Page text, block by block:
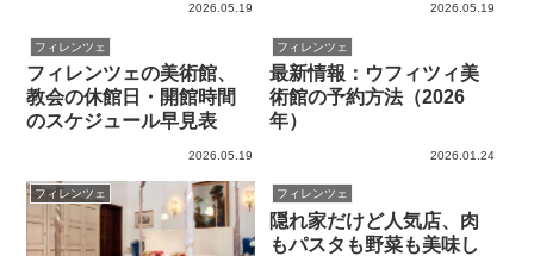
2026.05.19 2026.05.19
フィレンツェ
フィレンツェの美術館、
教会の休館日・開館時間
のスケジュール早見表
2026.05.19
フィレンツェ
最新情報：ウフィツィ美
術館の予約方法（2026
年）
2026.01.24
フィレンツェ フィレンツェ
隠れ家だけど人気店、肉
もパスタも野菜も美味し